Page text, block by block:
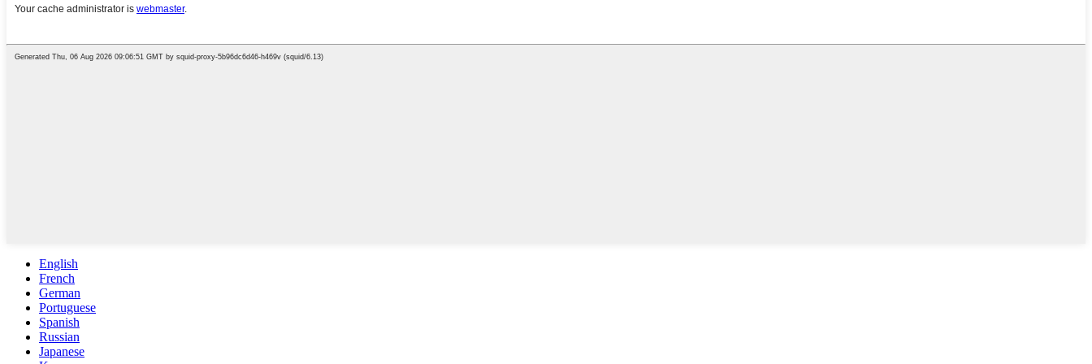
English
French
German
Portuguese
Spanish
Russian
Japanese